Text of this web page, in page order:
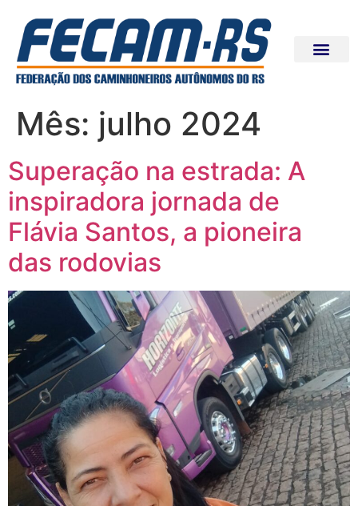
Mês: julho 2024
Superação na estrada: A
inspiradora jornada de
Flávia Santos, a pioneira
das rodovias